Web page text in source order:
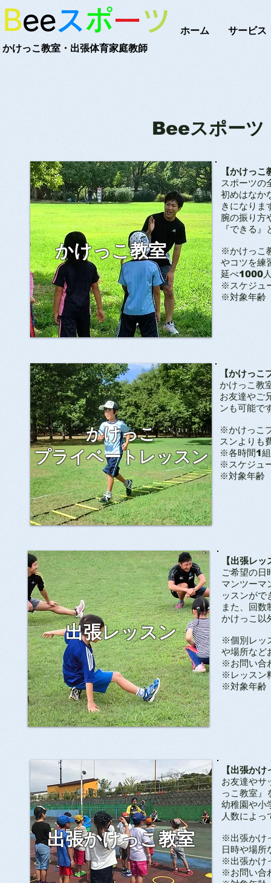
ホーム サービス
Beeスポーツ
かけっこ教室・出張体育家庭教師
Beeスポー
かけっこ教室
【かけっこ
スポーツの
初めはなか
きになりま
腕の振り方
『できる
※かけっこ
やコツを練
延べ1000
​※スケジュ
​※対象年齢
かけっこ
プライベートレッスン
【かけっ
かけっこ教
お友達やご
ンも可能で
※かけっこ
スンよりも
​※各時間1
​※スケジュ
​※対象年齢
出張レッスン
【出張レッ
ご希望の日
マンツーマ
ッスンがで
また、回数
かけっこ以
※個別レッ
や場所など
​※お問い合
​※レッスン
​※対象年齢
出張かけっこ教室
【出張か
お友達やサ
っこ教室』
幼稚園や小
人数によっ
※出張かけ
日時や場所
​※出張かけ
​※お問い合